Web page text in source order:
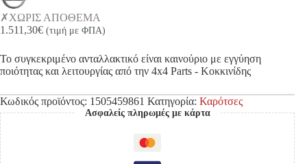
ΧΩΡΙΣ ΑΠΟΘΕΜΑ
1.511,30€ (τιμή με ΦΠΑ)
Το συγκεκριμένο ανταλλακτικό είναι καινούριο με εγγύηση
ποιότητας και λειτουργίας από την 4x4 Parts - Κοκκινίδης
Κωδικός προϊόντος: 1505459861 Κατηγορία: Καρότσες
Ασφαλείς πληρωμές με κάρτα